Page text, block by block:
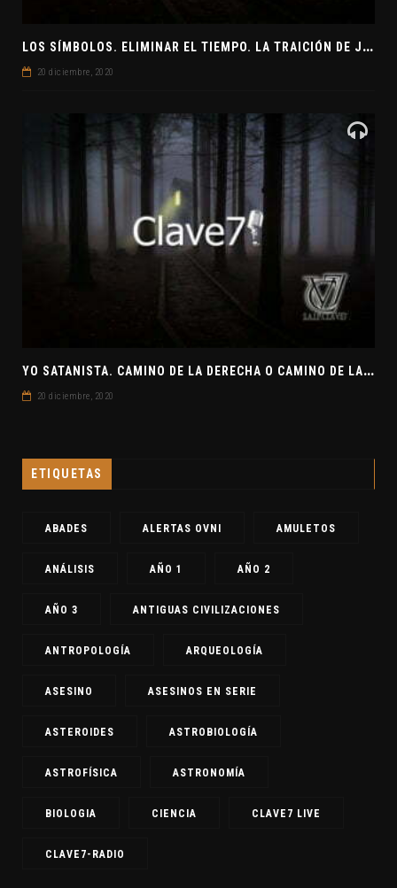
L
OS SÍMBOLOS. ELIMINAR EL TIEMPO. LA TRAICIÓN DE JUDAS
20 diciembre, 2020
Y
O SATANISTA. CAMINO DE LA DERECHA O CAMINO DE LA IZQUIERDA. CLAVE7 NEWS
20 diciembre, 2020
ETIQUETAS
ABADES ALERTAS OVNI AMULETOS
ANÁLISIS AÑO 1 AÑO 2
AÑO 3 ANTIGUAS CIVILIZACIONES
ANTROPOLOGÍA ARQUEOLOGÍA
ASESINO ASESINOS EN SERIE
ASTEROIDES ASTROBIOLOGÍA
ASTROFÍSICA ASTRONOMÍA
BIOLOGIA CIENCIA CLAVE7 LIVE
CLAVE7-RADIO